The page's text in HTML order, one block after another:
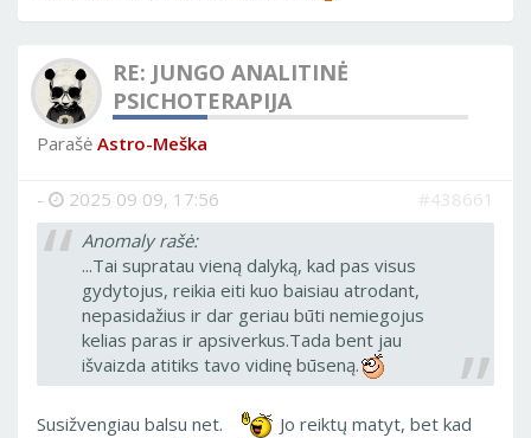
RE: JUNGO ANALITINĖ
PSICHOTERAPIJA
Parašė Astro-Meška
- 2025 09 09, 17:56
#438661
Anomaly rašė:
...Tai supratau vieną dalyką, kad pas visus
gydytojus, reikia eiti kuo baisiau atrodant,
nepasidažius ir dar geriau būti nemiegojus
kelias paras ir apsiverkus.Tada bent jau
išvaizda atitiks tavo vidinę būseną.
Susižvengiau balsu net.
Jo reiktų matyt, bet kad